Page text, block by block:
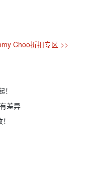
Choo折扣专区 >>
差异